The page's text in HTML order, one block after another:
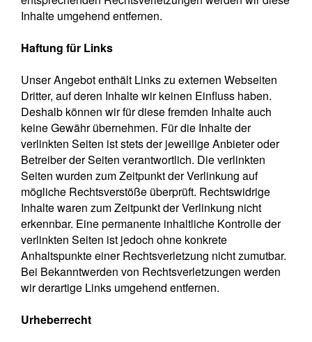
Inhalte umgehend entfernen.
Haftung für Links
Unser Angebot enthält Links zu externen Webseiten
Dritter, auf deren Inhalte wir keinen Einfluss haben.
Deshalb können wir für diese fremden Inhalte auch
keine Gewähr übernehmen. Für die Inhalte der
verlinkten Seiten ist stets der jeweilige Anbieter oder
Betreiber der Seiten verantwortlich. Die verlinkten
Seiten wurden zum Zeitpunkt der Verlinkung auf
mögliche Rechtsverstöße überprüft. Rechtswidrige
Inhalte waren zum Zeitpunkt der Verlinkung nicht
erkennbar. Eine permanente inhaltliche Kontrolle der
verlinkten Seiten ist jedoch ohne konkrete
Anhaltspunkte einer Rechtsverletzung nicht zumutbar.
Bei Bekanntwerden von Rechtsverletzungen werden
wir derartige Links umgehend entfernen.
Urheberrecht